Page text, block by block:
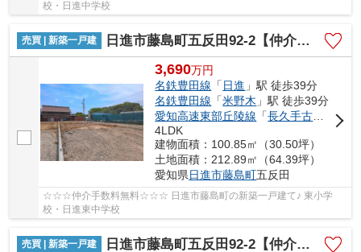
校・日進中学校
売買 | 新築一戸建 日進市藤島町五反田92-2【仲介手数料無料】新築一戸建て 1号棟
3,690万円
名鉄豊田線 「 日進 」駅 徒歩39分
名鉄豊田線 「米野木 」駅 徒歩39分
愛知高速東部丘陵線 「長久手古戦場
」駅
4LDK
建物面積：100.85㎡（30.50坪）
土地面積：212.89㎡（64.39坪）
愛知県日進市藤島町五反田
☆☆☆仲介手数料無料☆☆☆ 日進市藤島町の新築一戸建て♪ 東小学
校・日進東中学校
売買 | 新築一戸建 日進市藤島町五反田92-2【仲介手数料無料】新築一戸建て 2号棟